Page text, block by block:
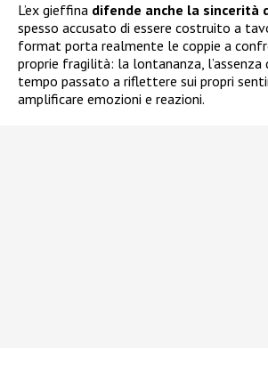
L’ex gieffina difende anche la sincerità
spesso accusato di essere costruito a
format porta realmente le coppie a
proprie fragilità: la lontananza,
tempo passato a riflettere sui propri
amplificare emozioni e reazioni.